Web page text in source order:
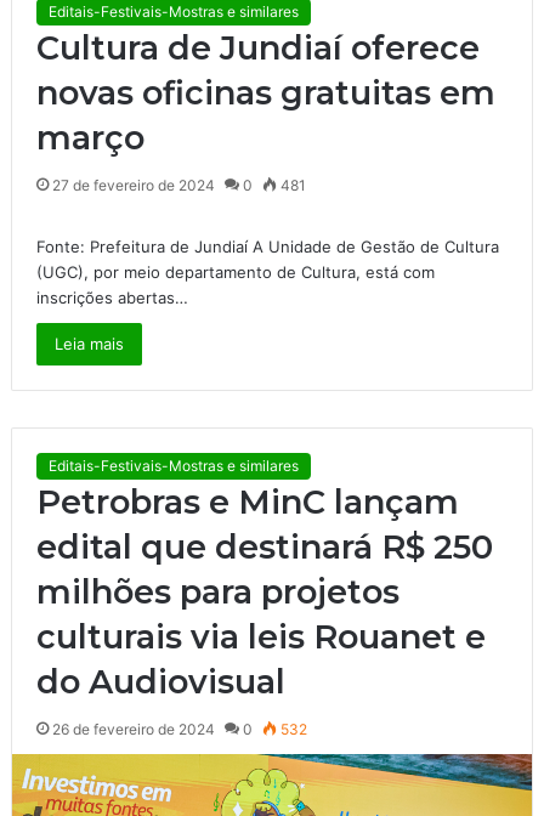
Editais-Festivais-Mostras e similares
Cultura de Jundiaí oferece
novas oficinas gratuitas em
março
27 de fevereiro de 2024 0 481
Fonte: Prefeitura de Jundiaí A Unidade de Gestão de Cultura
(UGC), por meio departamento de Cultura, está com
inscrições abertas…
Leia mais
Editais-Festivais-Mostras e similares
Petrobras e MinC lançam
edital que destinará R$ 250
milhões para projetos
culturais via leis Rouanet e
do Audiovisual
26 de fevereiro de 2024 0 532